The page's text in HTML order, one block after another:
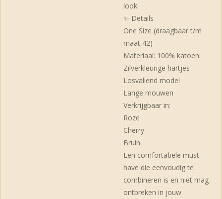
look.
✨ Details
One Size (draagbaar t/m
maat 42)
Materiaal: 100% katoen
Zilverkleurige hartjes
Losvallend model
Lange mouwen
Verkrijgbaar in:
Roze
Cherry
Bruin
Een comfortabele must-
have die eenvoudig te
combineren is en niet mag
ontbreken in jouw